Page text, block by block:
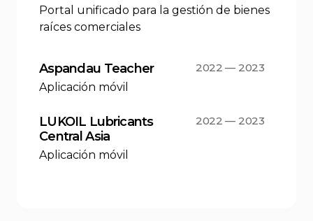
Portal unificado para la gestión de bienes
raíces comerciales
Aspandau Teacher
2022 — 2023
Aplicación móvil
LUKOIL Lubricants
Central Asia
2022 — 2023
Aplicación móvil